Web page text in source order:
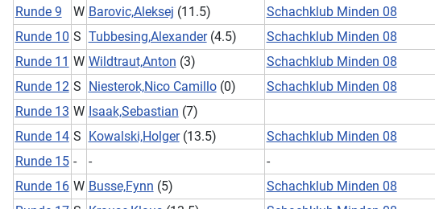
Runde 9
W Barovic,Aleksej (11.5) Schachklub Minden 08
Runde 10 S Tubbesing,Alexander(4.5) Schachklub Minden 08
Runde 11 W Wildtraut,Anton (3) Schachklub Minden 08
Runde 12 S Niesterok,Nico Camillo(0) Schachklub Minden 08
Runde 13 W Isaak,Sebastian (7)
Runde 14 S Kowalski,Holger(13.5) Schachklub Minden 08
Runde 15 - - -
Runde 16 W Busse,Fynn (5) Schachklub Minden 08